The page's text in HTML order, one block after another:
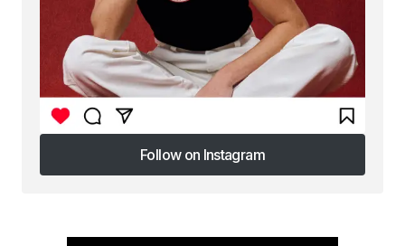
Follow on Instagram
Follow on Instagram